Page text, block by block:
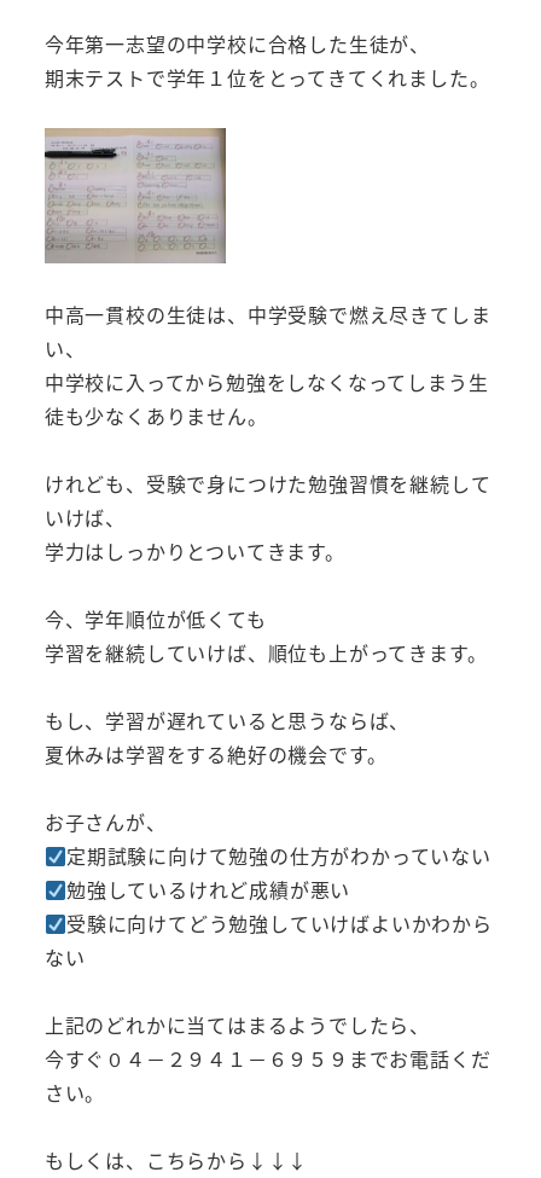
今年第一志望の中学校に合格した生徒が、
期末テストで学年１位をとってきてくれました。
中高一貫校の生徒は、中学受験で燃え尽きてしま
い、
中学校に入ってから勉強をしなくなってしまう生
徒も少なくありません。
けれども、受験で身につけた勉強習慣を継続して
いけば、
学力はしっかりとついてきます。
今、学年順位が低くても
学習を継続していけば、順位も上がってきます。
もし、学習が遅れていると思うならば、
夏休みは学習をする絶好の機会です。
お子さんが、
定期試験に向けて勉強の仕方がわかっていない
勉強しているけれど成績が悪い
受験に向けてどう勉強していけばよいかわから
ない
上記のどれかに当てはまるようでしたら、
今すぐ０４－２９４１－６９５９までお電話くだ
さい。
もしくは、こちらから↓↓↓